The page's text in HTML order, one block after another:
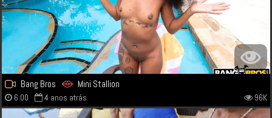
Bang Bros Mini Stallion
6:00 4 anos atrás 96K